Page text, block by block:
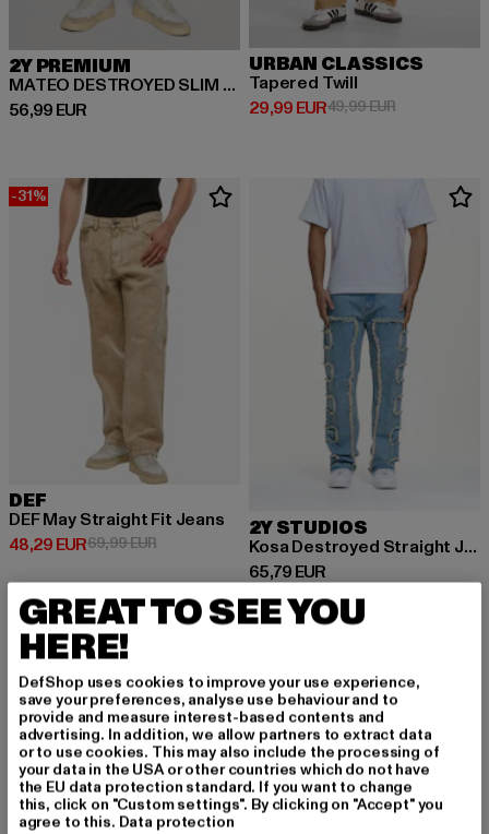
2Y PREMIUM
MATEO DESTROYED SLIM FIT JEANS
56,99 EUR
Derzeitiger Preis: 56,99 EUR
URBAN CLASSICS
Tapered Twill
29,99 EUR
Derzeitiger Preis: 29,99 EUR
49,99 EURAktionspreis:
-31%
DEF
DEF May Straight Fit Jeans
48,29 EUR
Derzeitiger Preis: 48,29 EUR
69,99 EURAktionspreis: 69,99 EUR
2Y STUDIOS
Kosa Destroyed Straight Jeans
65,79 EUR
Derzeitiger Preis: 65,79 EUR
-36%
GREAT TO SEE YOU
HERE!
DefShop uses cookies to improve your use experience,
save your preferences, analyse use behaviour and to
provide and measure interest-based contents and
advertising. In addition, we allow partners to extract data
or to use cookies. This may also include the processing of
your data in the USA or other countries which do not have
the EU data protection standard. If you want to change
this, click on "Custom settings". By clicking on "Accept" you
agree to this. Data protection